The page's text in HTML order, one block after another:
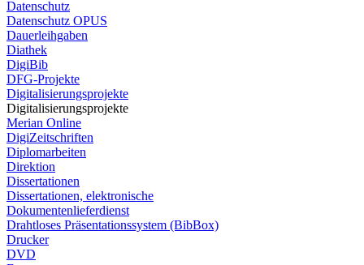
Datenschutz
Datenschutz OPUS
Dauerleihgaben
Diathek
DigiBib
DFG-Projekte
Digitalisierungsprojekte
Digitalisierungsprojekte
Merian Online
DigiZeitschriften
Diplomarbeiten
Direktion
Dissertationen
Dissertationen, elektronische
Dokumentenlieferdienst
Drahtloses Präsentationssystem (BibBox)
Drucker
DVD